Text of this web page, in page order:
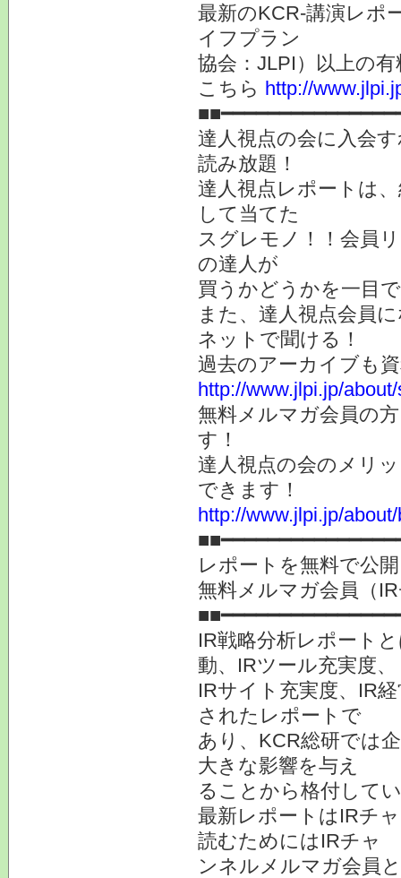
最新のKCR-講演レポ
イフプラン
協会：JLPI）以上の
こちら http://
達人視点の会に入会
読み放題！
達人視点レポートは
して当てた
スグレモノ！！会員
の達人が
買うかどうかを一目
また、達人視点会員
ネットで聞ける！
過去のアーカイブも
http://www.jlpi.jp/
無料メルマガ会員の
す！
達人視点の会のメリ
できます！
http://www.jlpi.jp/
レポートを無料で公
無料メルマガ会員（
IR戦略分析レポート
動、IRツール充実度、
IRサイト充実度、IR
されたレポートで
あり、KCR総研では
大きな影響を与え
ることから格付して
最新レポートはIRチ
読むためにはIRチャ
ンネルメルマガ会員